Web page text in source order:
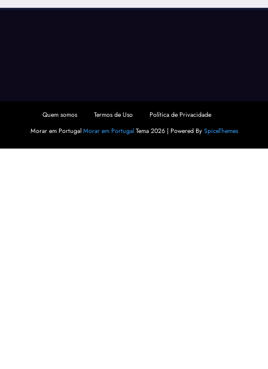
Quem somos Termos de Uso
Política de Privacidade
Morar em Portugal Morar em PortugalTema 2026 | Powered By SpiceThemes